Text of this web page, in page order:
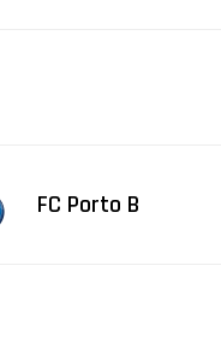
FC Porto B